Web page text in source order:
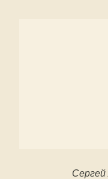
Сергей